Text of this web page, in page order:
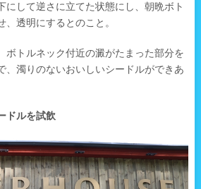
にして逆さに立てた状態にし、朝晩ボト
透明にするとのこと。
ボトルネック付近の澱がたまった部分を
、濁りのないおいしいシードルができあ
ドルを試飲